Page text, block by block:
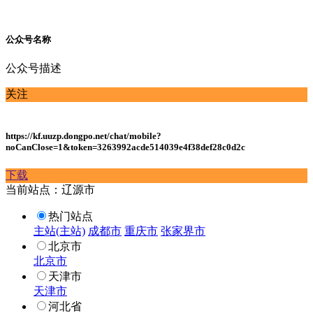
公众号名称
公众号描述
关注
https://kf.uuzp.dongpo.net/chat/mobile?
noCanClose=1&token=3263992acde514039e4f38def28c0d2c
下载
当前站点：辽源市
热门站点
主站(主站) 成都市 重庆市 张家界市
北京市
北京市
天津市
天津市
河北省